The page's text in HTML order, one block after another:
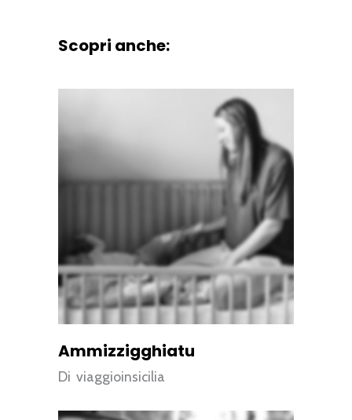
Scopri anche:
Ammizzigghiatu
Di viaggioinsicilia